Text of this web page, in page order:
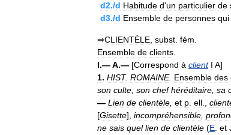
d2./d Habitude d'un particulier de
d3./d Ensemble de personnes qui
⇒CLIENTÈLE subst fém
Ensemble de clients
I.—A.— [Correspond à client I A]
1. HIST. ROMAINE. Ensemble des
son culte son chef héréditaire sa
— Lien de clientèle et p ell
[Gisette], incompréhensible
ne sais quel lien de clientèle (E et